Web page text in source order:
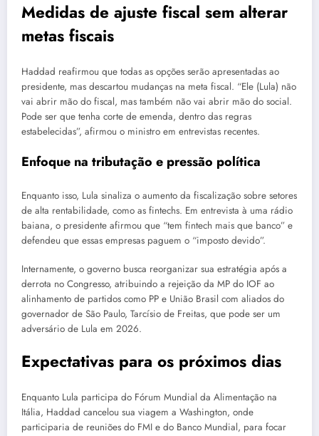
Medidas de ajuste fiscal sem alterar
metas fiscais
Haddad reafirmou que todas as opções serão apresentadas ao
presidente, mas descartou mudanças na meta fiscal. “Ele (Lula) não
vai abrir mão do fiscal, mas também não vai abrir mão do social.
Pode ser que tenha corte de emenda, dentro das regras
estabelecidas”, afirmou o ministro em entrevistas recentes.
Enfoque na tributação e pressão política
Enquanto isso, Lula sinaliza o aumento da fiscalização sobre setores
de alta rentabilidade, como as fintechs. Em entrevista à uma rádio
baiana, o presidente afirmou que “tem fintech mais que banco” e
defendeu que essas empresas paguem o “imposto devido”.
Internamente, o governo busca reorganizar sua estratégia após a
derrota no Congresso, atribuindo a rejeição da MP do IOF ao
alinhamento de partidos como PP e União Brasil com aliados do
governador de São Paulo, Tarcísio de Freitas, que pode ser um
adversário de Lula em 2026.
Expectativas para os próximos dias
Enquanto Lula participa do Fórum Mundial da Alimentação na
Itália, Haddad cancelou sua viagem a Washington, onde
participaria de reuniões do FMI e do Banco Mundial, para focar